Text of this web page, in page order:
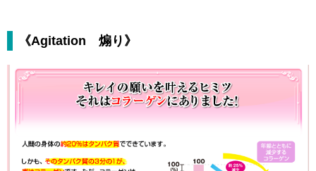
《Agitation 煽り》